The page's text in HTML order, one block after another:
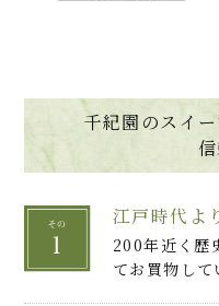
千紀園のスイ
江戸時代よ
200年近く歴
てお買物して